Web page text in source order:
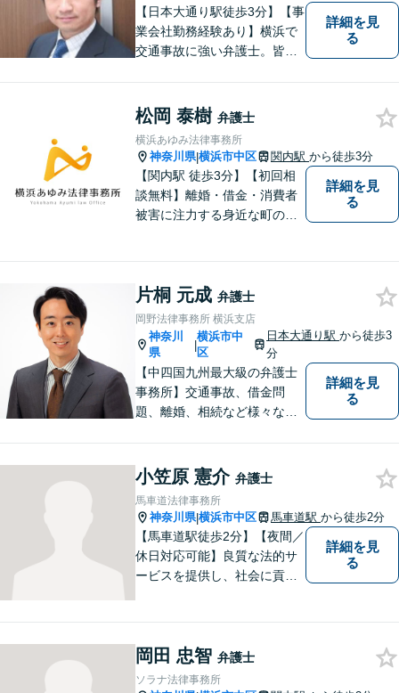
【日本大通り駅徒歩3分】【事
業会社勤務経験あり】横浜で
交通事故に強い弁護士。皆様
最大限サポートいたします。
初回無料相談にて、お気軽に
ご相談くださいませ。
詳細を見
る
松岡 泰樹 弁護士
横浜あゆみ法律事務所
神奈川県|横浜市中区 関内駅 から徒歩3分
【関内駅 徒歩3分】【初回相
談無料】離婚・借金・消費者
被害に注力する身近な町の弁
テラス案件も対応】【事案に
より分割払いも対応】
詳細を見
る
片桐 元成 弁護士
岡野法律事務所 横浜支店
神奈川
県
|
横浜市中
区
日本大通り駅から徒歩3
分
【中四国九州最大級の弁護士
事務所】交通事故、借金問
題、離婚、相続など様々な問
まずはお気軽にご相談くださ
い！
詳細を見
る
小笠原 憲介 弁護士
馬車道法律事務所
神奈川県|横浜市中区 馬車道駅 から徒歩2分
【馬車道駅徒歩2分】【夜間／
休日対応可能】良質な法的サ
ービスを提供し、社会に貢献
など、幅広く対応可能。【地
域に根ざした弁護士】どうぞ
詳細を見
る
岡田 忠智 弁護士
ソラナ法律事務所